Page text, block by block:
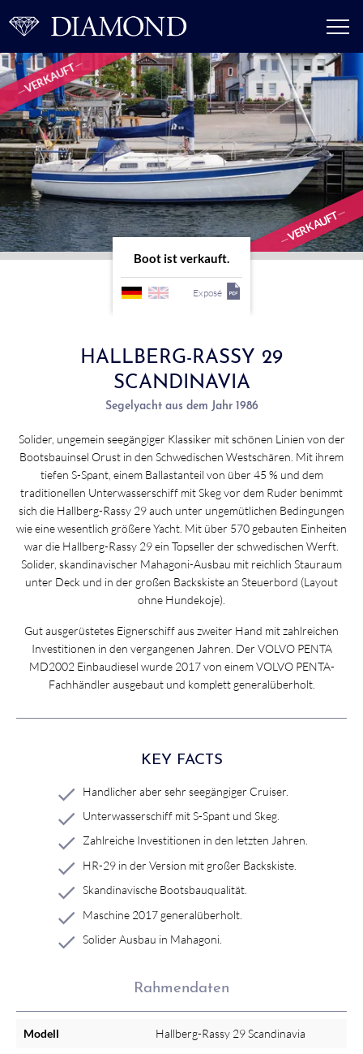
VERKAUFT
VERKAUFT
Boot ist verkauft.
Exposé
HALLBERG-RASSY 29
SCANDINAVIA
Segelyacht aus dem Jahr 1986
Solider, ungemein seegängiger Klassiker mit schönen Linien von der
Bootsbauinsel Orust in den Schwedischen Westschären. Mit ihrem
tiefen S-Spant, einem Ballastanteil von über 45 % und dem
traditionellen Unterwasserschiff mit Skeg vor dem Ruder benimmt
sich die Hallberg-Rassy 29 auch unter ungemütlichen Bedingungen
wie eine wesentlich größere Yacht. Mit über 570 gebauten Einheiten
war die Hallberg-Rassy 29 ein Topseller der schwedischen Werft.
Solider, skandinavischer Mahagoni-Ausbau mit reichlich Stauraum
unter Deck und in der großen Backskiste an Steuerbord (Layout
ohne Hundekoje).
Gut ausgerüstetes Eignerschiff aus zweiter Hand mit zahlreichen
Investitionen in den vergangenen Jahren. Der VOLVO PENTA
MD2002 Einbaudiesel wurde 2017 von einem VOLVO PENTA-
Fachhändler ausgebaut und komplett generalüberholt.
KEY FACTS
Handlicher aber sehr seegängiger Cruiser.
Unterwasserschiff mit S-Spant und Skeg.
Zahlreiche Investitionen in den letzten Jahren.
HR-29 in der Version mit großer Backskiste.
Skandinavische Bootsbauqualität.
Maschine 2017 generalüberholt.
Solider Ausbau in Mahagoni.
Rahmendaten
Modell Hallberg-Rassy 29 Scandinavia